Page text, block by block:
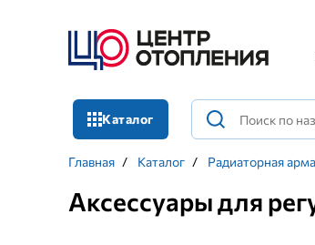
Каталог
Главная / Каталог / Радиаторная
Аксессуары для